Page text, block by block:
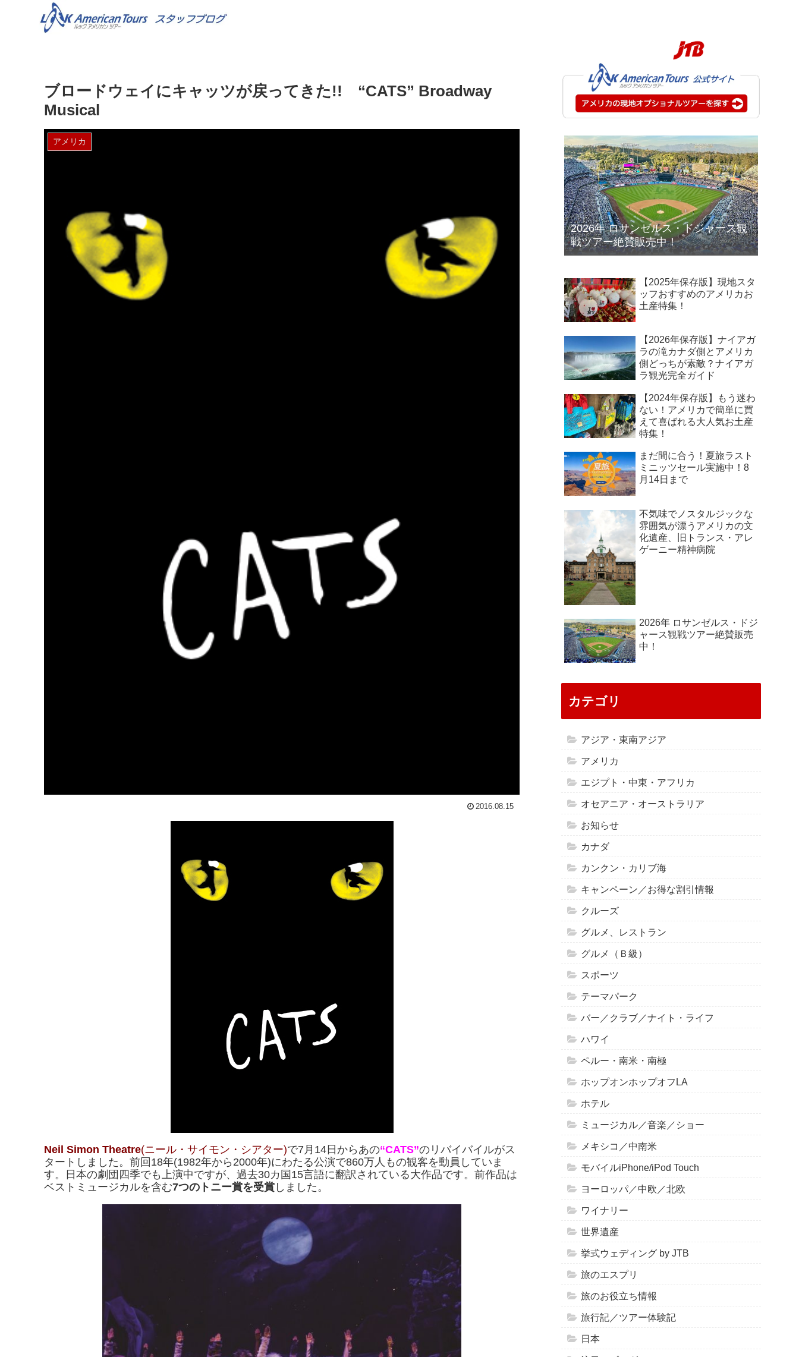
ブロードウェイにキャッツが戻ってきた!! “CATS” Broadway
Musical
アメリカ
2016.08.15
Neil Simon Theatre(ニール・サイモン・シアター)で7月14日からあの“CATS”のリバイバイルがス
タートしました。前回18年(1982年から2000年)にわたる公演で860万人もの観客を動員していま
す。日本の劇団四季でも上演中ですが、過去30カ国15言語に翻訳されている大作品です。前作品は
ベストミュージカルを含む7つのトニー賞を受賞 しました。
2026年 ロサンゼルス・ドジャース観
戦ツアー絶賛販売中！
【2025年保存版】現地スタ
ッフおすすめのアメリカお
土産特集！
【2026年保存版】ナイアガ
ラの滝カナダ側とアメリカ
側どっちが素敵？ナイアガ
ラ観光完全ガイド
【2024年保存版】もう迷わ
ない！アメリカで簡単に買
えて喜ばれる大人気お土産
特集！
まだ間に合う！夏旅ラスト
ミニッツセール実施中！8
月14日まで
不気味でノスタルジックな
雰囲気が漂うアメリカの文
化遺産、旧トランス・アレ
ゲーニー精神病院
2026年 ロサンゼルス・ドジ
ャース観戦ツアー絶賛販売
中！
カテゴリ
アジア・東南アジア
アメリカ
エジプト・中東・アフリカ
オセアニア・オーストラリア
お知らせ
カナダ
カンクン・カリブ海
キャンペーン／お得な割引情報
クルーズ
グルメ、レストラン
グルメ（Ｂ級）
スポーツ
テーマパーク
バー／クラブ／ナイト・ライフ
ハワイ
ペルー・南米・南極
ホップオンホップオフLA
ホテル
ミュージカル／音楽／ショー
メキシコ／中南米
モバイルiPhone/iPod Touch
ヨーロッパ／中欧／北欧
ワイナリー
世界遺産
挙式ウェディング by JTB
旅のエスプリ
旅のお役立ち情報
旅行記／ツアー体験記
日本